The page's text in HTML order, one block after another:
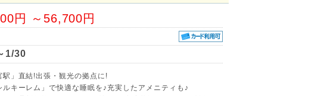
円 ～56,700円
1/30
駅」直結!出張・観光の拠点に!
キーレム」で快適な睡眠を♪充実したアメニティも♪